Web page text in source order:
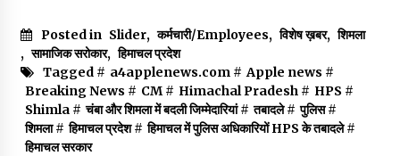
Posted in Slider, कर्मचारी/Employees, विशेष ख़बर, शिमला
, सामाजिक सरोकार, हिमाचल प्रदेश
Tagged # a4applenews.com# Apple news #
Breaking News # CM# Himachal Pradesh# HPS #
Shimla# चंबा और शिमला में बदली जिम्मेदारियां# तबादले# पुलिस#
शिमला# हिमाचल प्रदेश# हिमाचल में पुलिस अधिकारियों HPS के तबादले#
हिमाचल सरकार